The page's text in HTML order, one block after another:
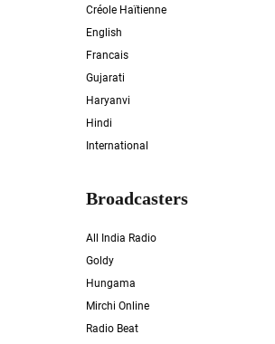
Créole Haïtienne
English
Francais
Gujarati
Haryanvi
Hindi
International
Broadcasters
All India Radio
Goldy
Hungama
Mirchi Online
Radio Beat